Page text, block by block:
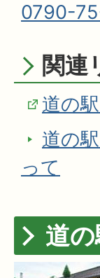
0790-
関連
道の
道の
って
道の